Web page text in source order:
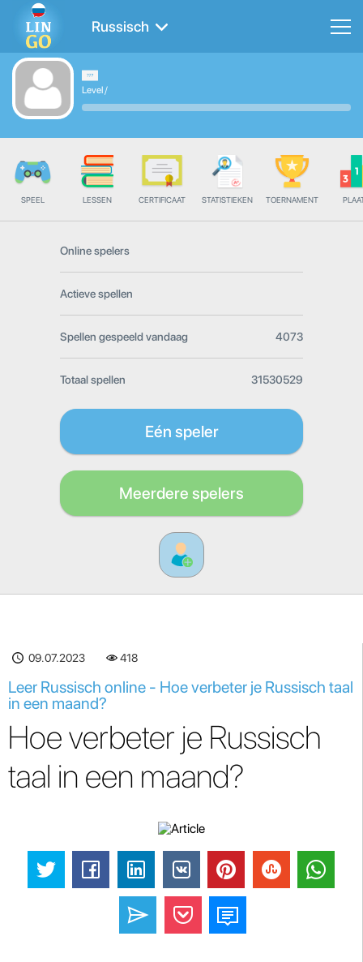
Russisch
Level/
SPEEL LESSEN CERTIFICAAT STATISTIEKEN TOERNAMENT
Online spelers
Actieve spellen
Spellen gespeeld vandaag 4073
Totaal spellen 31530529
Eén speler
Meerdere spelers
09.07.2023 418
Leer Russisch online - Hoe verbeter je Russisch taal
in een maand?
Hoe verbeter je Russisch
taal in een maand?